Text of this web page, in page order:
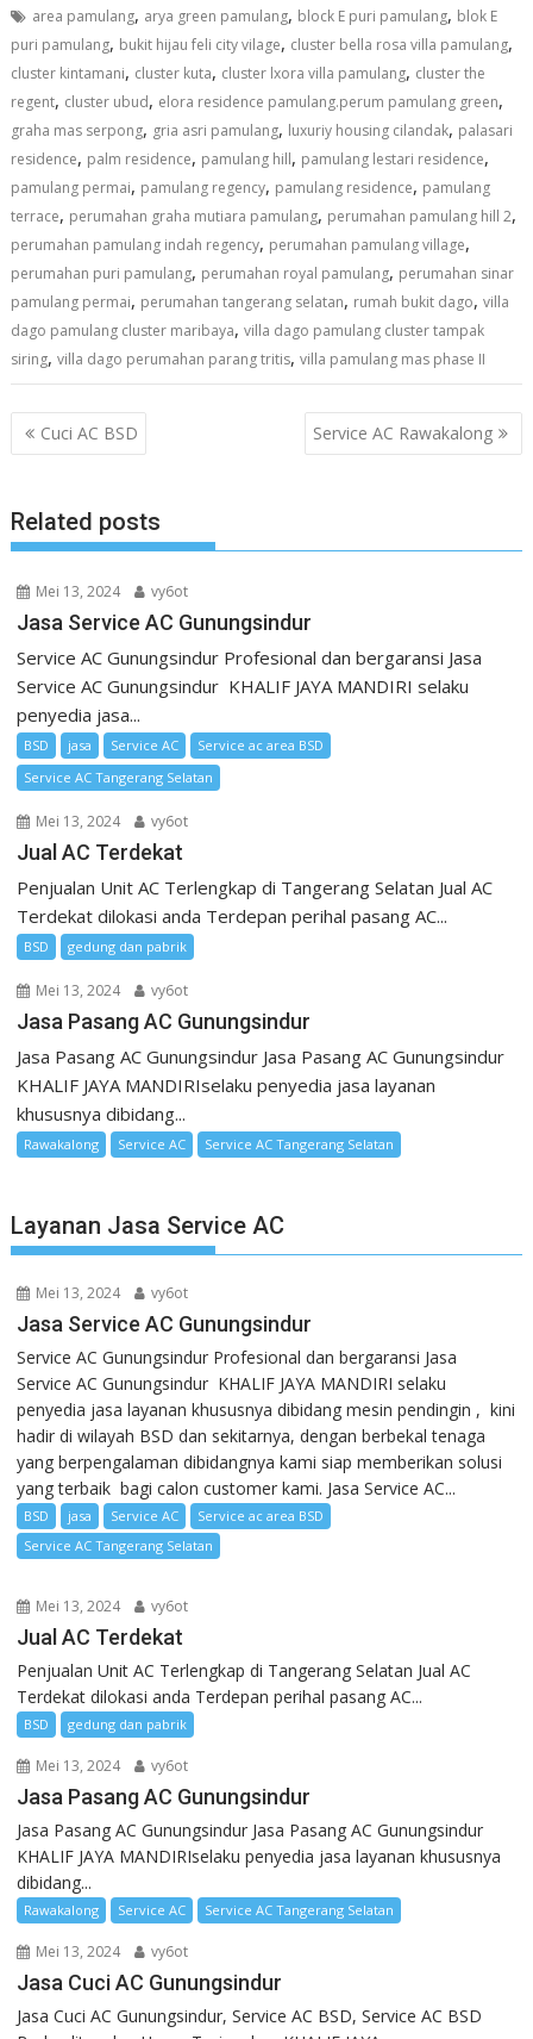
area pamulang, arya green pamulang, block E puri pamulang, blok E
puri pamulang, bukit hijau feli city vilage, cluster bella rosa villa pamulang,
cluster kintamani, cluster kuta, cluster lxora villa pamulang, cluster the
regent, cluster ubud, elora residence pamulang.perum pamulang green,
graha mas serpong, gria asri pamulang, luxuriy housing cilandak, palasari
residence, palm residence, pamulang hill, pamulang lestari residence,
pamulang permai, pamulang regency, pamulang residence, pamulang
terrace, perumahan graha mutiara pamulang, perumahan pamulang hill 2,
perumahan pamulang indah regency, perumahan pamulang village,
perumahan puri pamulang, perumahan royal pamulang, perumahan sinar
pamulang permai, perumahan tangerang selatan, rumah bukit dago,villa
dago pamulang cluster maribaya,villa dago pamulang cluster tampak
siring,villa dago perumahan parang tritis,villa pamulang mas phase II
Navigasi
pos
Cuci AC BSD Service AC Rawakalong
Related posts
Mei 13, 2024 vy6ot
Jasa Service AC Gunungsindur
Service AC Gunungsindur Profesional dan bergaransi Jasa
Service AC Gunungsindur KHALIF JAYA MANDIRI selaku
penyedia jasa...
BSD jasa Service AC
Service ac area BSD
Service AC Tangerang Selatan
Mei 13, 2024 vy6ot
Jual AC Terdekat
Penjualan Unit AC Terlengkap di Tangerang Selatan Jual AC
Terdekat dilokasi anda Terdepan perihal pasang AC...
BSD gedung dan pabrik
Mei 13, 2024 vy6ot
Jasa Pasang AC Gunungsindur
Jasa Pasang AC Gunungsindur Jasa Pasang AC Gunungsindur
KHALIF JAYA MANDIRIselaku penyedia jasa layanan
khususnya dibidang...
Rawakalong Service AC Service AC Tangerang Selatan
Layanan Jasa Service AC
Mei 13, 2024 vy6ot
Jasa Service AC Gunungsindur
Service AC Gunungsindur Profesional dan bergaransi Jasa
Service AC Gunungsindur KHALIF JAYA MANDIRI selaku
penyedia jasa layanan khususnya dibidang mesin pendingin , kini
hadir di wilayah BSD dan sekitarnya, dengan berbekal tenaga
yang berpengalaman dibidangnya kami siap memberikan solusi
yang terbaik bagi calon customer kami. Jasa Service AC...
BSD jasa Service AC
Service ac area BSD
Service AC Tangerang Selatan
Mei 13, 2024 vy6ot
Jual AC Terdekat
Penjualan Unit AC Terlengkap di Tangerang Selatan Jual AC
Terdekat dilokasi anda Terdepan perihal pasang AC...
BSD gedung dan pabrik
Mei 13, 2024 vy6ot
Jasa Pasang AC Gunungsindur
Jasa Pasang AC Gunungsindur Jasa Pasang AC Gunungsindur
KHALIF JAYA MANDIRIselaku penyedia jasa layanan khususnya
dibidang...
Rawakalong Service AC Service AC Tangerang Selatan
Mei 13, 2024 vy6ot
Jasa Cuci AC Gunungsindur
Jasa Cuci AC Gunungsindur, Service AC BSD, Service AC BSD